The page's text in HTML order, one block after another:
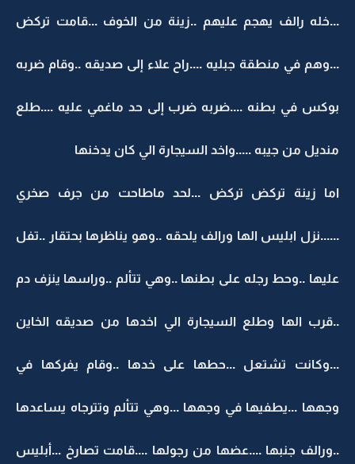
...خله رالف يهجم عليهم ..زينة من الخوف ...قامت تركض
...وهم في منطقة جبليه ....راح علاء إلى صديقه ..وقام ضربه
بوكس في بطنه ....ضربه ضرب إلى حد ماغمي عليه ....طلع
منديل من جيبه .....واخد السيجارة الي كان يدخنها
اما زينة تركض تركض ...لحد ماطاحت من جرف صخري
......نزل ابليس الها ورالف يلحقه ..وهو يناظرها بحتقار ..تفل
عليها ..وحط رجله على بطنها ..وهي تتألم ..وراسها ينزف دم
..قرب الها وطلع السيجارة الي اخدها من صديقه الخاين
...وكانت تشتعل ...حطها على خدها ..وقام يفركها في
وجهها ...يطفيها في وجهها ...وهي تتألم وتترجاه يساعدها
..ورالف جنبها ....عضها من رجولها ....قامت تصارخ ...أبليس